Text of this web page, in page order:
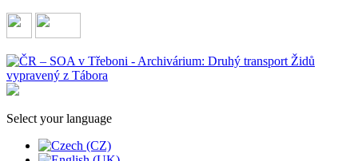
Select your language